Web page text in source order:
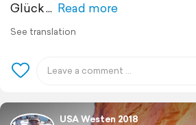
Glück
Read more
See translation
USA Westen 2018